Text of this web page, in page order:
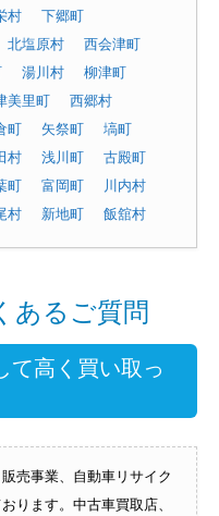
村
下郷町
北塩原村
西会津町
湯川村
柳津町
美里町
西郷村
町 矢祭町
塙町
村 浅川町
古殿町
町 富岡町
川内村
村 新地町 飯舘村
あるご質問
て高く買い取っ
売事業、自動車リサイク
ります。中古車買取店、